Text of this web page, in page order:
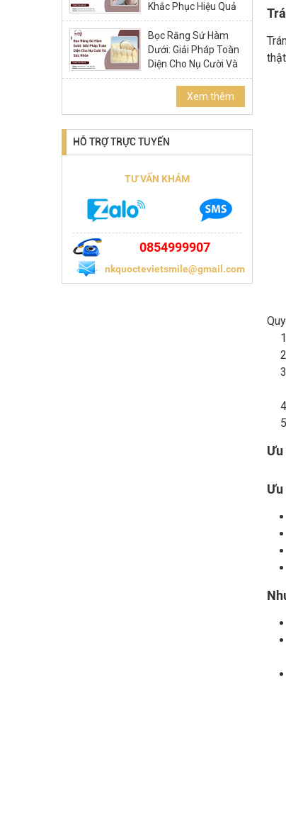
Khắc Phục Hiệu Quả
Nhất
Bọc Răng Sứ Hàm
Dưới: Giải Pháp Toàn
Diện Cho Nụ Cười Và
Sức Khỏe
Xem thêm
HỖ TRỢ TRỰC TUYẾN
TƯ VẤN KHÁM
0854999907
nkquoctevietsmile@gmail.com